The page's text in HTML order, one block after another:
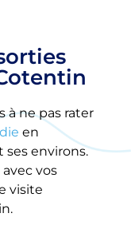
à ne pas rater
en
environs.
vos
visite